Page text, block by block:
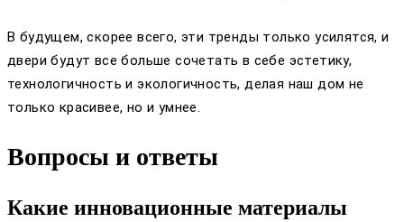
В будущем, скорее всего, эти тренды только усилятся, и
двери будут все больше сочетать в себе эстетику,
технологичность и экологичность, делая наш дом не
только красивее, но и умнее.
Вопросы и ответы
Какие инновационные материалы